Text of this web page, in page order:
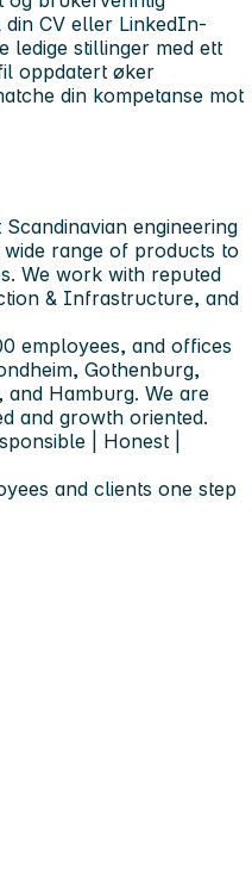
din CV eller LinkedIn-
ledige stillinger med ett
oppdatert øker
din kompetanse mot
engineering
range of products to
We work with reputed
& Infrastructure, and
employees, and offices
Gothenburg,
and Hamburg. We are
and growth oriented.
| Honest |
and clients one step